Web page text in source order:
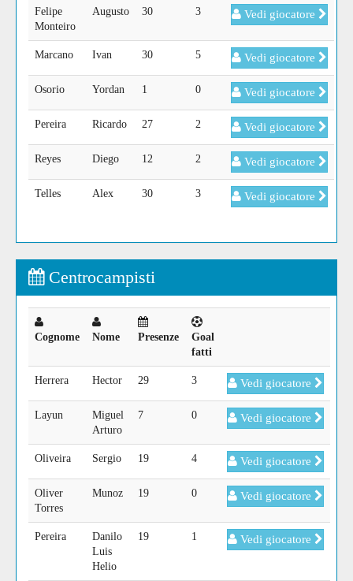
Felipe
Monteiro
Augusto 30 3 Vedi giocatore
Marcano Ivan 30 5 Vedi giocatore
Osorio Yordan 1 0 Vedi giocatore
Pereira Ricardo 27 2 Vedi giocatore
Reyes Diego 12 2 Vedi giocatore
Telles Alex 30 3 Vedi giocatore
Centrocampisti
Cognome Nome Presenze
Goal
fatti
Herrera Hector 29 3 Vedi giocatore
Layun
Miguel
Arturo
7 0 Vedi giocatore
Oliveira Sergio 19 4 Vedi giocatore
Oliver
Torres
Munoz 19 0 Vedi giocatore
Pereira
Danilo
Luis
Helio
19 1 Vedi giocatore